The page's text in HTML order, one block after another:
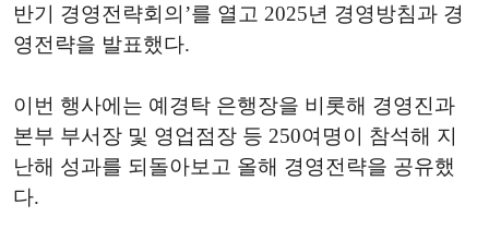
반기 경영전략회의’를 열고 2025년 경영방침과 경
영전략을 발표했다.
이번 행사에는 예경탁 은행장을 비롯해 경영진과
본부 부서장 및 영업점장 등 250여명이 참석해 지
난해 성과를 되돌아보고 올해 경영전략을 공유했
다.